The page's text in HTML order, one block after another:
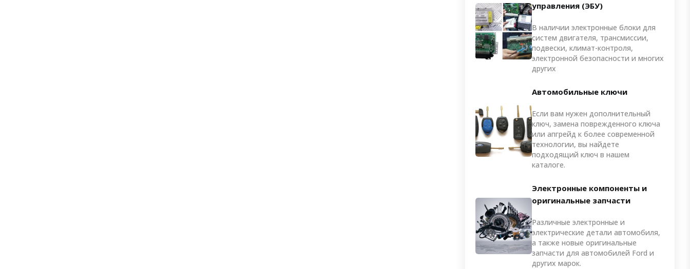
управления (ЭБУ)
В наличии электронные блоки для
систем двигателя, трансмиссии,
подвески, климат-контроля,
электронной безопасности и многих
других
Автомобильные ключи
Если вам нужен дополнительный
ключ, замена поврежденного ключа
или апгрейд к более современной
технологии, вы найдете
подходящий ключ в нашем
каталоге.
Электронные компоненты и
оригинальные запчасти
Различные электронные и
электрические детали автомобиля,
а также новые оригинальные
запчасти для автомобилей Ford и
других марок.